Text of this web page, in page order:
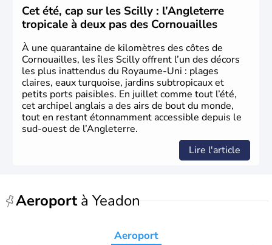
L'Angleterre est l’une des quatre nations constitutives du
Royaume-Uni. Elle est peuplée de plus de 50 millions
d’habitants, les Anglais, et constitue à elle seule, près de
84% de la population de l’ensemble. Le pays s’est créé au
Xème siècle et tient son nom desAngles
germanique installé sur ces terres. Première démocratie
parlementaire au monde, elle doit son développement à
l’essor industriel du XIXème siècle.
Cet été, cap sur les Scilly : l’Angleterre
tropicale à deux pas des Cornouailles
À une quarantaine de kilomètres des côtes de
Cornouailles, les îles Scilly offrent l’un des décors
les plus inattendus du Royaume-Uni : plages
claires, eaux turquoise, jardins subtropicaux et
petits ports paisibles. En juillet comme tout l’été,
cet archipel anglais a des airs de bout du monde,
tout en restant étonnamment accessible depuis le
sud-ouest de l’Angleterre.
Lire l'article
Aeroportà Yeadon
Aeroport